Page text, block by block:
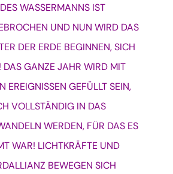
WASSERMANNS IST
UND NUN WIRD DAS
DER ERDE BEGINNEN, SICH
DAS GANZE JAHR WIRD MIT
EREIGNISSEN GEFÜLLT SEIN,
VOLLSTÄNDIG IN DAS
WERDEN, FÜR DAS ES
WAR! LICHTKRÄFTE UND
BEWEGEN SICH